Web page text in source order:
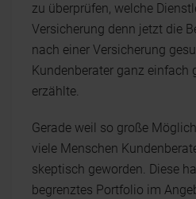
zu überprüfen, welche
Versicherung denn jetzt die
nach einer Versicherung
Kundenberater ganz einfach
erzählte.
Gerade weil so große
viele Menschen
skeptisch geworden. Diese
begrenztes Portfolio im